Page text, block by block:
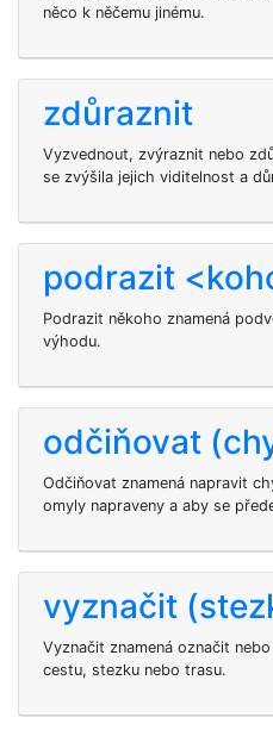
něco k něčemu jinému.
zdůraznit
Vyzvednout, zvýraznit nebo
se zvýšila jejich viditelnost a
podrazit
Podrazit někoho znamená
výhodu.
odčiňovat
Odčiňovat znamená napravit
omyly napraveny a aby se
vyznačit
Vyznačit znamená označit
cestu, stezku nebo trasu.